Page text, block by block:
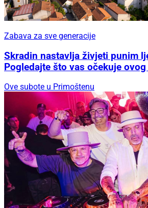
Zabava za sve generacije
Skradin nastavlja živjeti punim
Pogledajte što vas očekuje
Ove subote u Primoštenu